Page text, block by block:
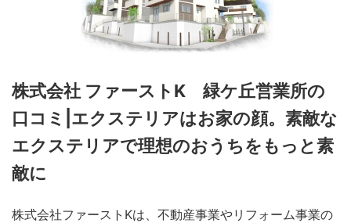
株式会社 ファーストK 緑ケ丘営業所の
口コミ|エクステリアはお家の顔。素敵な
エクステリアで理想のおうちをもっと素
敵に
株式会社ファーストKは、不動産事業やリフォーム事業の